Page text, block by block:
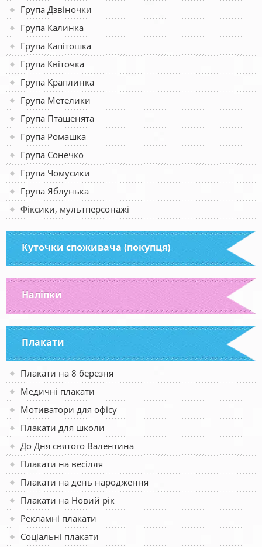
Група Дзвіночки
Група Калинка
Група Капітошка
Група Квіточка
Група Краплинка
Група Метелики
Група Пташенята
Група Ромашка
Група Сонечко
Група Чомусики
Група Яблунька
Фіксики, мультперсонажі
Куточки споживача (покупця)
Наліпки
Плакати
Плакати на 8 березня
Медичні плакати
Мотиватори для офісу
Плакати для школи
До Дня святого Валентина
Плакати на весілля
Плакати на день народження
Плакати на Новий рік
Рекламні плакати
Соціальні плакати